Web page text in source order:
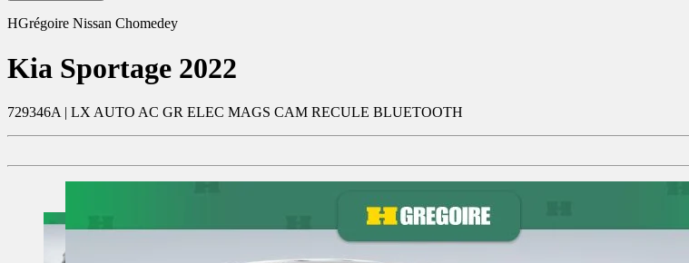
HGrégoire Nissan Chomedey
Kia Sportage 2022
729346A | LX AUTO AC GR ELEC MAGS CAM RECULE BLUETOOTH